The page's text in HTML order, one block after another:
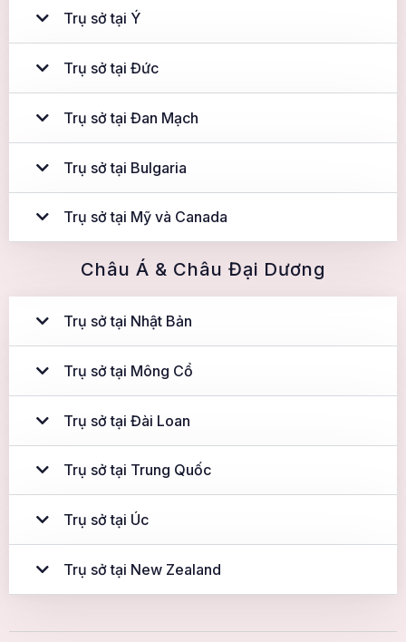
Châu Á & Châu Đại Dương
Trụ sở tại Nhật Bản
Trụ sở tại Mông Cổ
Trụ sở tại Đài Loan
Trụ sở tại Trung Quốc
Trụ sở tại Úc
Trụ sở tại New Zealand
Trụ sở tại Ý
Trụ sở tại Đức
Trụ sở tại Đan Mạch
Trụ sở tại Bulgaria
Trụ sở tại Mỹ và Canada